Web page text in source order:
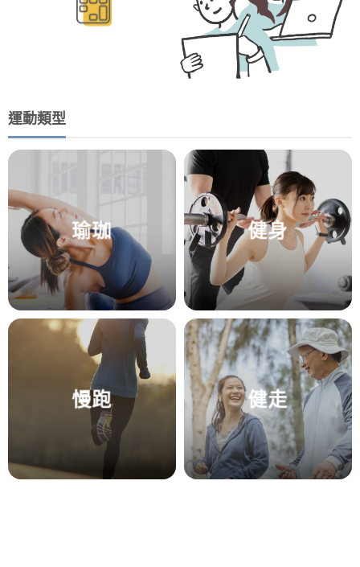
運動類型
瑜珈 健身
慢跑 健走